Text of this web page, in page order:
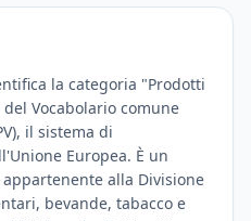
la categoria "Prodotti
Vocabolario comune
il sistema di
Europea. È un
alla Divisione
bevande, tabacco e